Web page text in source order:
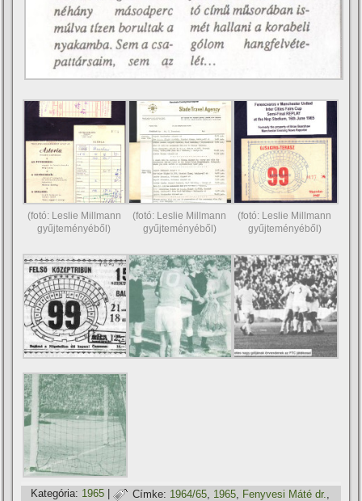
(fotó: Leslie Millmann
gyűjteményéből)
(fotó: Leslie Millmann
gyűjteményéből)
(fotó: Leslie Millmann
gyűjteményéből)
Kategória: 1965 | Címke: 1964/65 1965 Fenyvesi Máté dr.